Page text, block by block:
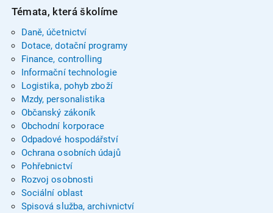
Témata, která školíme
Daně, účetnictví
Dotace, dotační programy
Finance, controlling
Informační technologie
Logistika, pohyb zboží
Mzdy, personalistika
Občanský zákoník
Obchodní korporace
Odpadové hospodářství
Ochrana osobních údajů
Pohřebnictví
Rozvoj osobnosti
Sociální oblast
Spisová služba, archivnictví